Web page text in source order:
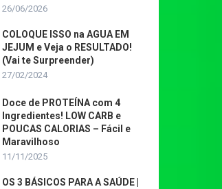
26/06/2026
COLOQUE ISSO na AGUA EM
JEJUM e Veja o RESULTADO!
(Vai te Surpreender)
27/02/2024
Doce de PROTEÍNA com 4
Ingredientes! LOW CARB e
POUCAS CALORIAS – Fácil e
Maravilhoso
11/11/2025
OS 3 BÁSICOS PARA A SAÚDE |